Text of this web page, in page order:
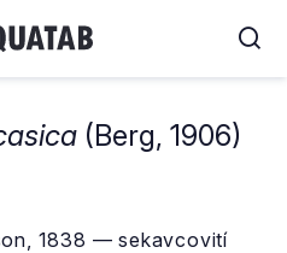
(Berg, 1906)
1838 — sekavcovití